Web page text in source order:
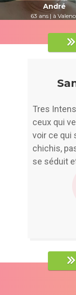
André
63 ans | à
LUI PARLER
Tres
ceux qui
voir ce qui
chichis,
se séduit
Previous